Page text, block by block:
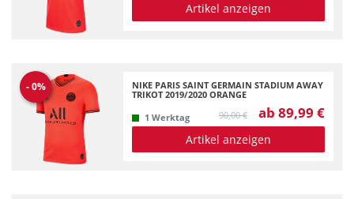
Artikel anzeigen
-0%
NIKE PARIS SAINT GERMAIN STADIUM AWAY
TRIKOT 2019/2020 ORANGE
1 Werktag 90,00 € ab 89,99 €
Artikel anzeigen